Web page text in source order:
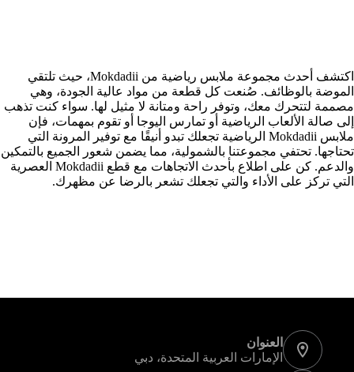
اكتشف أحدث مجموعة ملابس رياضية من Mokdadii، حيث تلتقي
الموضة بالوظائف. صُنعت كل قطعة من مواد عالية الجودة، وهي
مصممة لتتحرك معك، وتوفر راحة ومتانة لا مثيل لها. سواء كنت تذهب
إلى صالة الألعاب الرياضية أو تمارس اليوجا أو تقوم بمهمات، فإن
ملابس Mokdadii الرياضية تجعلك تبدو أنيقًا مع توفير المرونة التي
تحتاجها. تحتفي مجموعتنا بالشمولية، مما يضمن شعور الجميع بالتمكين
والدعم. كن على اطلاع بأحدث الاتجاهات مع قطع Mokdadii العصرية
التي تركز على الأداء والتي تجعلك تشعر بالرضا عن مظهرك.
العنوان
الإمارات العربية المتحدة، دبي